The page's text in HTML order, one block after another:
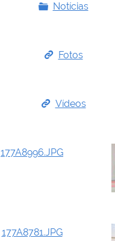
Notícias
Fotos
Vídeos
177A8996.JPG
177A8781.JPG